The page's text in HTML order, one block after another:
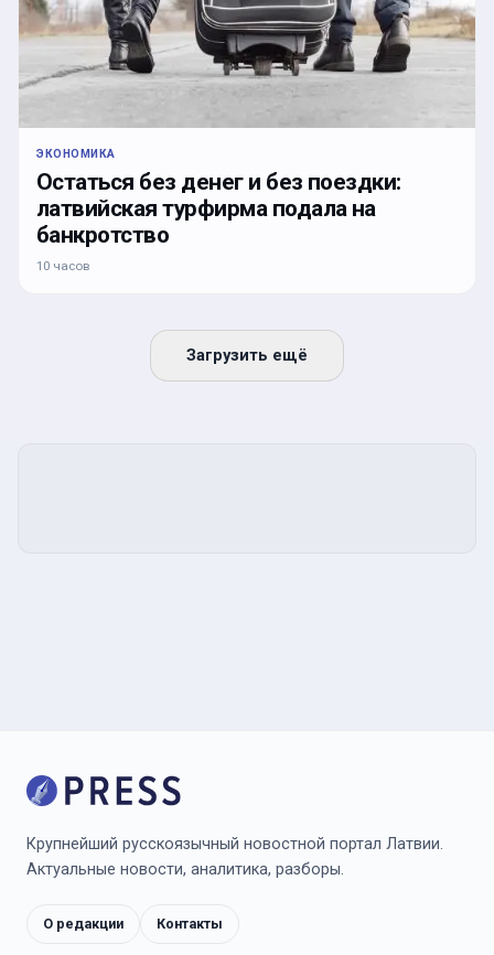
ЭКОНОМИКА
Остаться без денег и без поездки:
латвийская турфирма подала на
банкротство
10 часов
Загрузить ещё
Крупнейший русскоязычный новостной портал Латвии.
Актуальные новости, аналитика, разборы.
О редакции Контакты